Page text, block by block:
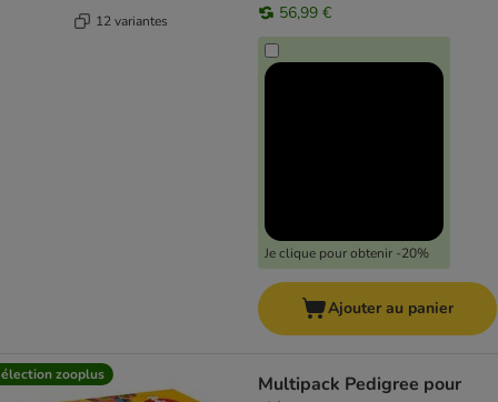
12 variantes 56,99 €
Je clique pour obtenir -20%
Ajouter au panier
zooplus
Multipack Pedigree pour